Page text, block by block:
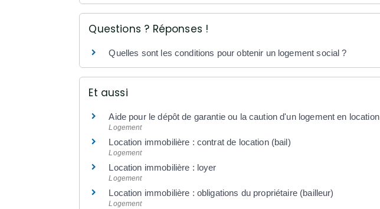
Questions ? Réponses !
Quelles sont les conditions pour obtenir un logement social ?
Et aussi
Aide pour le dépôt de garantie ou la caution d'un logement en location
Logement
Location immobilière : contrat de location (bail)
Logement
Location immobilière : loyer
Logement
Location immobilière : obligations du propriétaire (bailleur)
Logement